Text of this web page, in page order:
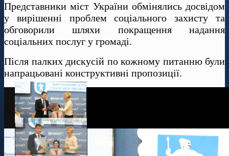
Представники міст України обмінялись досвідом
у вирішенні проблем соціального захисту та
обговорили шляхи покращення надання
соціальних послуг у громаді.
Після палких дискусій по кожному питанню були
напрацьовані конструктивні пропозиції.